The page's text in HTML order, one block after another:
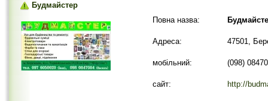
Будмайстер
Повна назва:
Адреса: 47501,
мобільний: (098)
сайт: http://